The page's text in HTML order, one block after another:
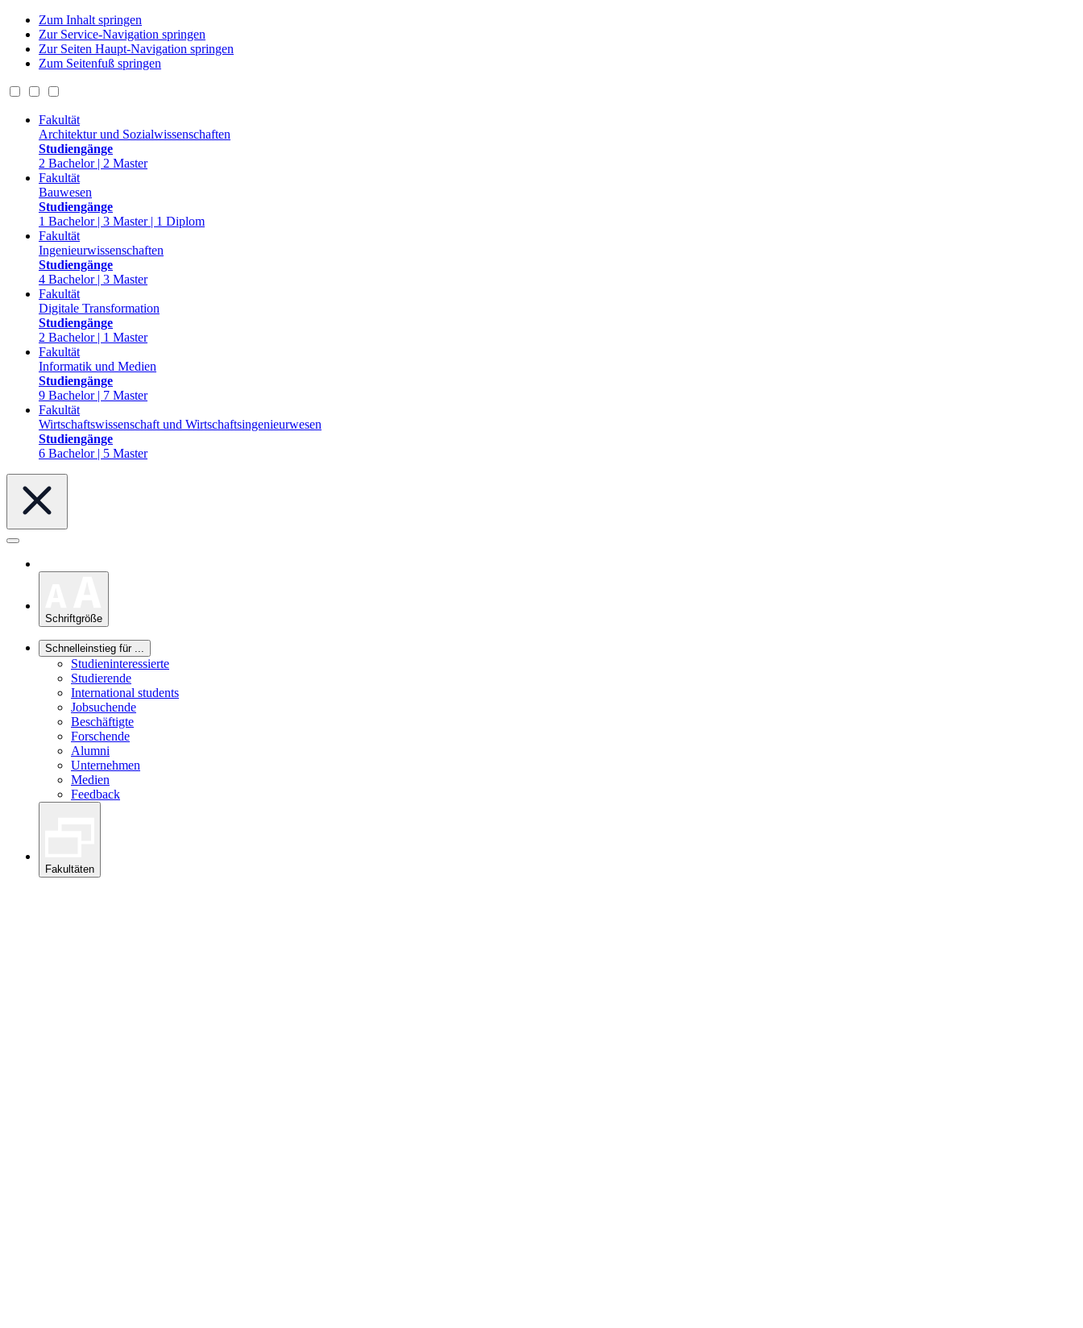
Zum Inhalt springen
Zur Service-Navigation springen
Zur Seiten Haupt-Navigation springen
Zum Seitenfuß springen
Fakultät
Architektur und Sozialwissenschaften
Studiengänge
2 Bachelor | 2 Master
Fakultät
Bauwesen
Studiengänge
1 Bachelor | 3 Master | 1 Diplom
Fakultät
Ingenieurwissenschaften
Studiengänge
4 Bachelor | 3 Master
Fakultät
Digitale Transformation
Studiengänge
2 Bachelor | 1 Master
Fakultät
Informatik und Medien
Studiengänge
9 Bachelor | 7 Master
Fakultät
Wirtschaftswissenschaft und Wirtschaftsingenieurwesen
Studiengänge
6 Bachelor | 5 Master
Schriftgröße
Schnelleinstieg für ...
Studieninteressierte
Studierende
International students
Jobsuchende
Beschäftigte
Forschende
Alumni
Unternehmen
Medien
Feedback
Fakultäten